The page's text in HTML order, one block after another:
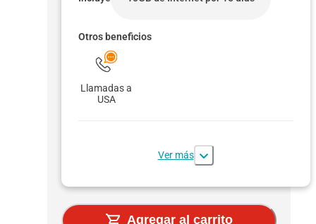
Otros beneficios
Llamadas a
USA
Ver más
Agregar al carrito